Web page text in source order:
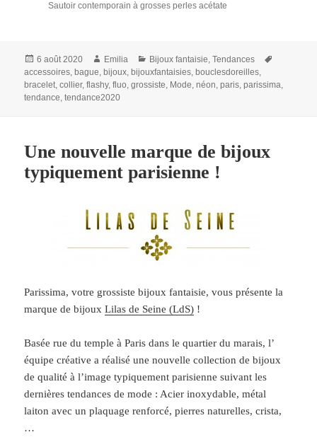
Sautoir contemporain à grosses perles acétate
Publié
le
6 août 2020 Auteur
Emilia Catégories
Bijoux fantaisie,Tendances
accessoires, bague, bijoux, bijouxfantaisies, bouclesdoreilles,
bracelet,collier,flashy,fluo,grossiste, Mode,néon,paris,parissima,
tendance,tendance2020
Une nouvelle marque de bijoux
typiquement parisienne !
Parissima, votre grossiste bijoux fantaisie, vous présente la
marque de bijouxLilas de Seine (LdS) !
Basée rue du temple à Paris dans le quartier du marais, l’
équipe créative a réalisé une nouvelle collection de bijoux
de qualité à l’image typiquement parisienne suivant les
dernières tendances de mode : Acier inoxydable, métal
laiton avec un plaquage renforcé, pierres naturelles, crista,
…